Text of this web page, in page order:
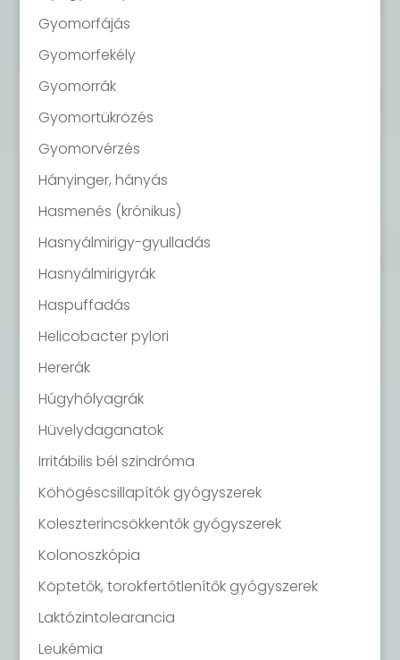
Gyomorfájás
Gyomorfekély
Gyomorrák
Gyomortükrözés
Gyomorvérzés
Hányinger, hányás
Hasmenés (krónikus)
Hasnyálmirigy-gyulladás
Hasnyálmirigyrák
Haspuffadás
Helicobacter pylori
Hererák
Húgyhólyagrák
Hüvelydaganatok
Irritábilis bél szindróma
Köhögéscsillapítók gyógyszerek
Koleszterincsökkentők gyógyszerek
Kolonoszkópia
Köptetők, torokfertőtlenítők gyógyszerek
Laktózintolearancia
Leukémia